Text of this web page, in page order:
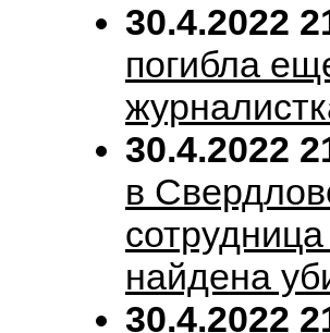
30.4.2022
погибла
30.4.2022
в
найдена
30.4.2022